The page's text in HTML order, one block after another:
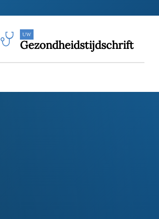
UW
Gezondheidstijdschrift